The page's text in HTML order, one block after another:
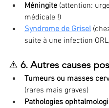
Méningite (attention:
médicale !)
Syndrome de Grisel
suite à une infection
⚠️ 6. Autres causes
Tumeurs ou masses
(rares mais graves)
Pathologies